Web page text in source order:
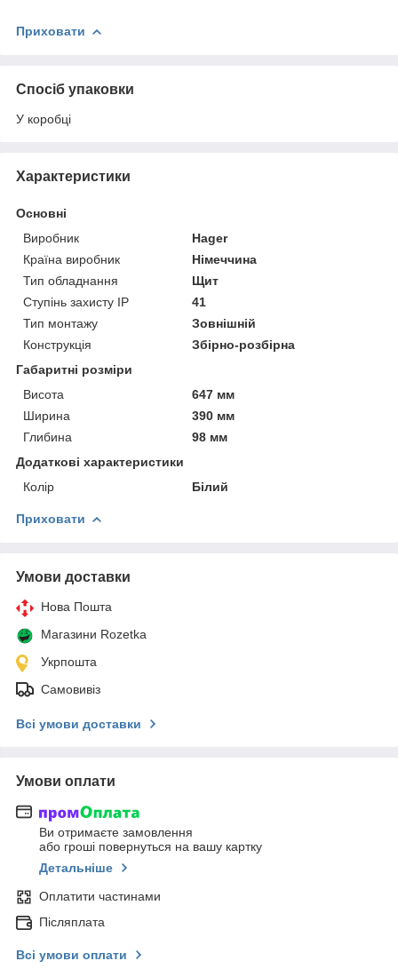
Приховати
Спосіб упаковки
У коробці
Характеристики
Основні
Виробник
Hager
Країна виробник
Німеччина
Тип обладнання
Щит
Ступінь захисту IP
41
Тип монтажу
Зовнішній
Конструкція
Збірно-розбірна
Габаритні розміри
Висота
647 мм
Ширина
390 мм
Глибина
98 мм
Додаткові характеристики
Колір
Білий
Приховати
Умови доставки
Нова Пошта
Магазини Rozetka
Укрпошта
Самовивіз
Всі умови доставки
Умови оплати
Ви отримаєте замовлення
або гроші повернуться на вашу картку
Детальніше
Оплатити частинами
Післяплата
Всі умови оплати